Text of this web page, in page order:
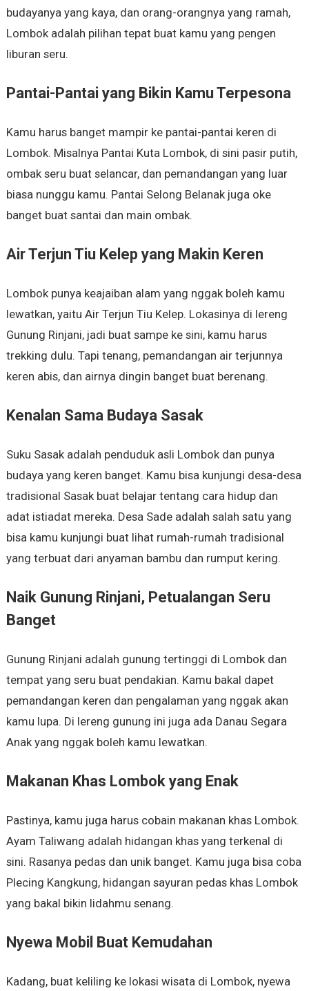
budayanya yang kaya, dan orang-orangnya yang ramah,
Lombok adalah pilihan tepat buat kamu yang pengen
liburan seru.
Pantai-Pantai yang Bikin Kamu Terpesona
Kamu harus banget mampir ke pantai-pantai keren di
Lombok. Misalnya Pantai Kuta Lombok, di sini pasir putih,
ombak seru buat selancar, dan pemandangan yang luar
biasa nunggu kamu. Pantai Selong Belanak juga oke
banget buat santai dan main ombak.
Air Terjun Tiu Kelep yang Makin Keren
Lombok punya keajaiban alam yang nggak boleh kamu
lewatkan, yaitu Air Terjun Tiu Kelep. Lokasinya di lereng
Gunung Rinjani, jadi buat sampe ke sini, kamu harus
trekking dulu. Tapi tenang, pemandangan air terjunnya
keren abis, dan airnya dingin banget buat berenang.
Kenalan Sama Budaya Sasak
Suku Sasak adalah penduduk asli Lombok dan punya
budaya yang keren banget. Kamu bisa kunjungi desa-desa
tradisional Sasak buat belajar tentang cara hidup dan
adat istiadat mereka. Desa Sade adalah salah satu yang
bisa kamu kunjungi buat lihat rumah-rumah tradisional
yang terbuat dari anyaman bambu dan rumput kering.
Naik Gunung Rinjani, Petualangan Seru
Banget
Gunung Rinjani adalah gunung tertinggi di Lombok dan
tempat yang seru buat pendakian. Kamu bakal dapet
pemandangan keren dan pengalaman yang nggak akan
kamu lupa. Di lereng gunung ini juga ada Danau Segara
Anak yang nggak boleh kamu lewatkan.
Makanan Khas Lombok yang Enak
Pastinya, kamu juga harus cobain makanan khas Lombok.
Ayam Taliwang adalah hidangan khas yang terkenal di
sini. Rasanya pedas dan unik banget. Kamu juga bisa coba
Plecing Kangkung, hidangan sayuran pedas khas Lombok
yang bakal bikin lidahmu senang.
Nyewa Mobil Buat Kemudahan
Kadang, buat keliling ke lokasi wisata di Lombok, nyewa